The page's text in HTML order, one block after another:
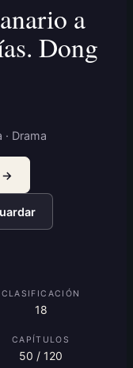
a
Dong
· Drama
→
CLASIFICACIÓN
18
CAPÍTULOS
50 / 120